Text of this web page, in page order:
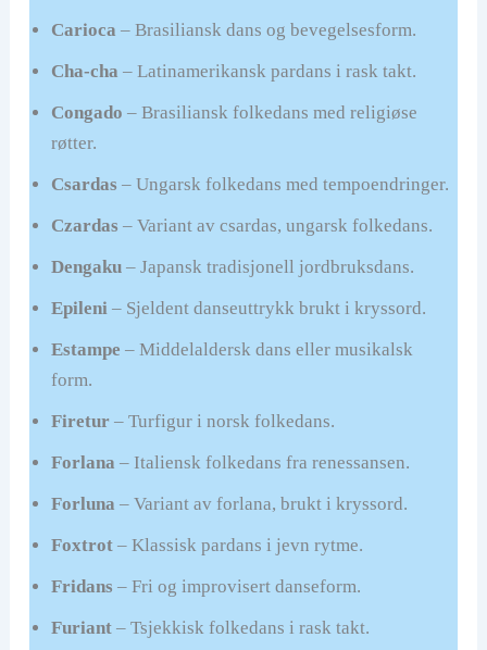
Carioca – Brasiliansk dans og bevegelsesform.
Cha-cha – Latinamerikansk pardans i rask takt.
Congado – Brasiliansk folkedans med religiøse
røtter.
Csardas – Ungarsk folkedans med tempoendringer.
Czardas – Variant av csardas, ungarsk folkedans.
Dengaku– Japansk tradisjonell jordbruksdans.
Epileni – Sjeldent danseuttrykk brukt i kryssord.
Estampe – Middelaldersk dans eller musikalsk
form.
Firetur – Turfigur i norsk folkedans.
Forlana – Italiensk folkedans fra renessansen.
Forluna – Variant av forlana, brukt i kryssord.
Foxtrot– Klassisk pardans i jevn rytme.
Fridans – Fri og improvisert danseform.
Furiant– Tsjekkisk folkedans i rask takt.